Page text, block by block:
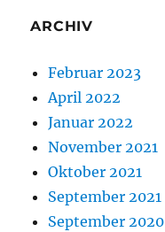
ARCHIV
Februar 2023
April 2022
Januar 2022
November 2021
Oktober 2021
September 2021
September 2020